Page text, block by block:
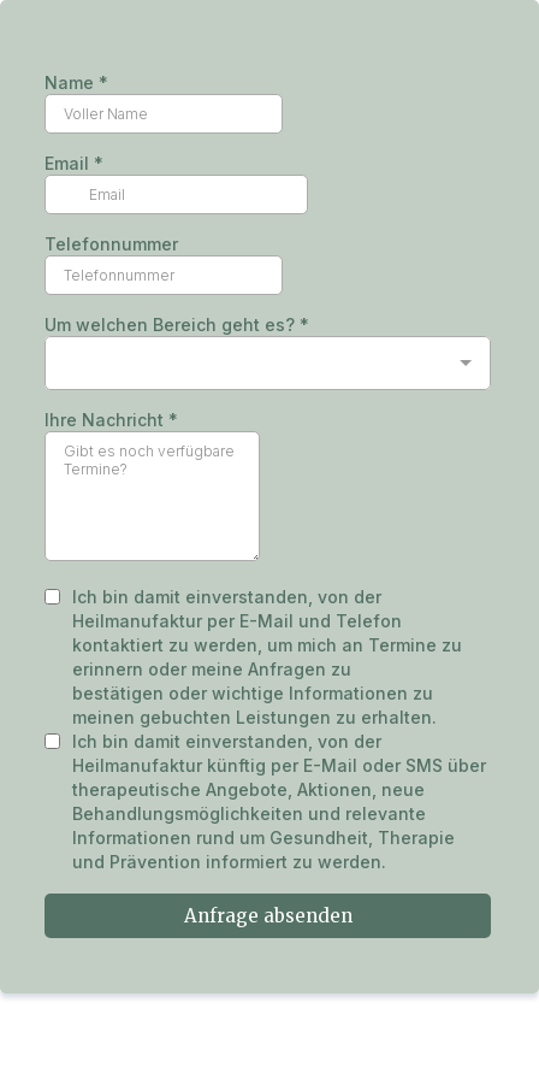
Name *
Email *
Telefonnummer
Um welchen Bereich geht es? *
Ihre Nachricht *
Ich bin damit einverstanden, von der
Heilmanufaktur per E-Mail und Telefon
kontaktiert zu werden, um mich an Termine zu
erinnern oder meine Anfragen zu
bestätigen oder wichtige Informationen zu
meinen gebuchten Leistungen zu erhalten.
Ich bin damit einverstanden, von der
Heilmanufaktur künftig per E-Mail oder SMS über
therapeutische Angebote, Aktionen, neue
Behandlungsmöglichkeiten und relevante
Informationen rund um Gesundheit, Therapie
und Prävention informiert zu werden.
Anfrage absenden